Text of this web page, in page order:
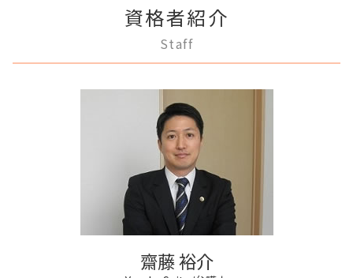
賃料増額 弁護士
調停離婚 慰謝料
任意整理 複数社
成年後見制度 費用
任意後見制度 申し立て
成年後見人 手続き 家族
成年後見制度 わかりやすく
成年後見制度 手続き
任意後見制度 できること
成年後見人制度 申し立て
法人登記 メリット
不動産登記 売主
商業登記 弁護士
商業登記 不動産登記 違い
登記手続き 法人
商業登記 義務
三鷹市 離婚 相談
多摩市 不動産トラブル
稲城市 成年後見
狛江市 不動産トラブル
稲城市 離婚 相談
府中市 離婚 相談
稲城市 不動産トラブル
調布市 借金問題
資格者紹介
Staff
齋藤 裕介